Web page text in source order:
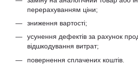
перерахуванням ціни;
зниження вартості;
усунення дефектів за рахунок
відшкодування витрат;
повернення сплачених коштів.